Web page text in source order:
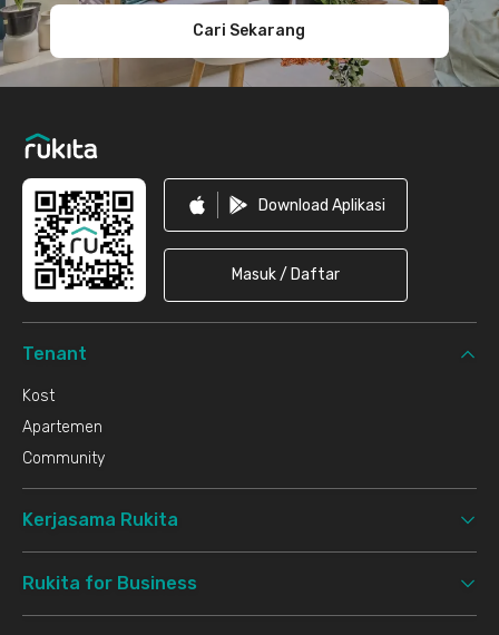
Cari Sekarang
Download Aplikasi
Masuk / Daftar
Tenant
Kost
Apartemen
Community
Kerjasama Rukita
Rukita for Business